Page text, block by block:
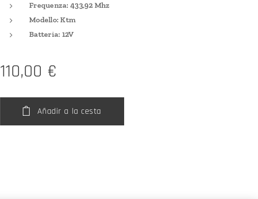
Frequenza: 433,92 Mhz
Modello: Ktm
Batteria: 12V
110,00 €
Añadir a la cesta